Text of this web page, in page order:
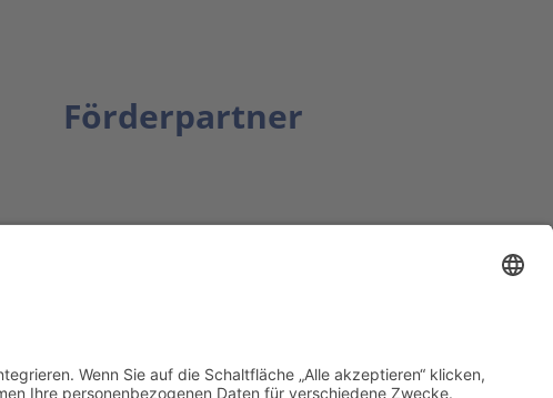
Förderpartner
Dr. Veronika Hofinger